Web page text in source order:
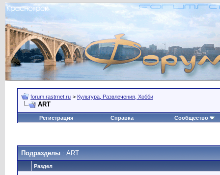
forum.rastrnet.ru > Культура, Развлечения, Хобби
ART
Регистрация Справка Сообщество
Подразделы : ART
Раздел